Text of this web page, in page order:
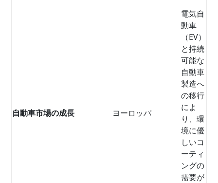
自動車市場の成長 ヨーロッパ
電気自
動車
（EV）
と持続
可能な
自動車
製造へ
の移行
によ
り、環
境に優
しいコ
ーティ
ングの
需要が